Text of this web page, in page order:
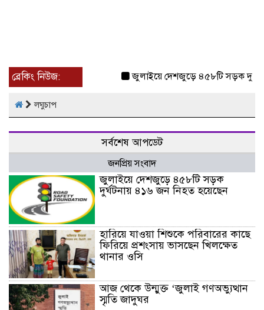
ব্রেকিং নিউজ: জুলাইয়ে দেশজুড়ে ৪৫৮টি সড়ক
লঘুচাপ
সর্বশেষ আপডেট
জনপ্রিয় সংবাদ
জুলাইয়ে দেশজুড়ে ৪৫৮টি সড়ক
দুর্ঘটনায় ৪১৬ জন নিহত হয়েছেন
হারিয়ে যাওয়া শিশুকে পরিবারের কাছে
ফিরিয়ে প্রশংসায় ভাসছেন খিলক্ষেত
থানার ওসি
আজ থেকে উন্মুক্ত ‘জুলাই গণঅভ্যুত্থান
স্মৃতি জাদুঘর